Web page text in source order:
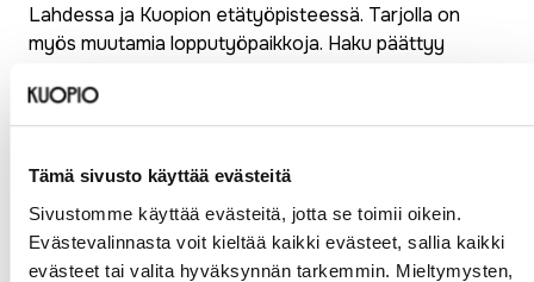
Tämä sivusto käyttää evästeitä
Sivustomme käyttää evästeitä, jotta se toimii oikein.
Evästevalinnasta voit kieltää kaikki evästeet, sallia kaikki
evästeet tai valita hyväksynnän tarkemmin. Mieltymysten,
Lahdessa ja Kuopion etätyöpisteessä. Tarjolla on
myös muutamia lopputyöpaikkoja. Haku päättyy
English summer jobs also available!
Katso kaikki kesätyöpaikat tästä
Tasapainoista